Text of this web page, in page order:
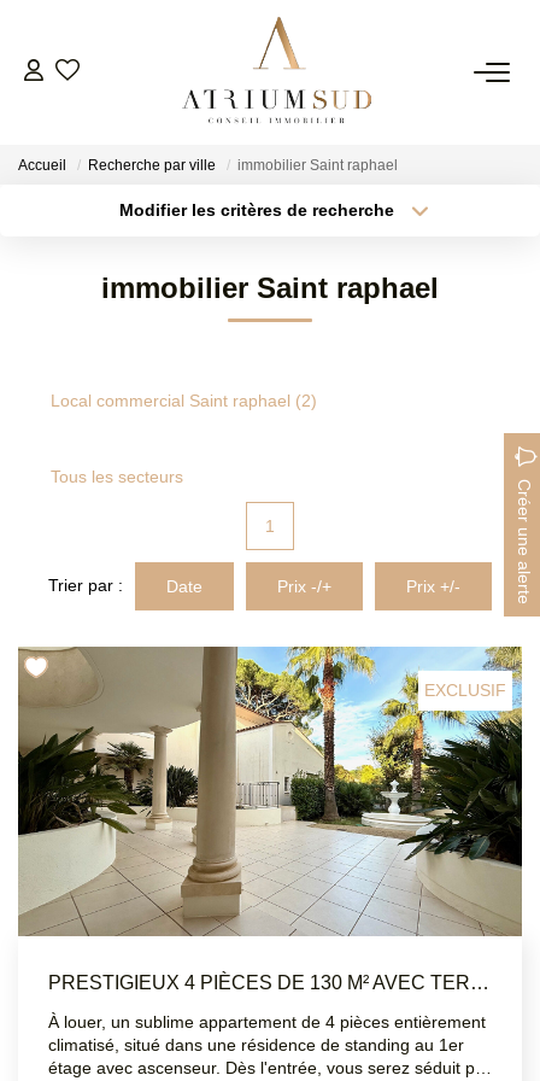
TRANSACTION
ESTIMATION
MON COMPTE
EN
Accueil Recherche par ville immobilier Saint raphael
Modifier les critères de recherche
Type de bienimmobilier Saint raphael
Local commercial Saint raphael (2)
Tous les secteurs
Créer une alerte
1
Trier par : Date Prix -/+ Prix +/-
EXCLUSIF
PRESTIGIEUX 4 PIÈCES DE 130 M² AVEC TERRASSE SUR LE TOIT GOLFS SAINT-RAPHAËL
À louer, un sublime appartement de 4 pièces entièrement
climatisé, situé dans une résidence de standing au 1er
étage avec ascenseur. Dès l'entrée, vous serez séduit par